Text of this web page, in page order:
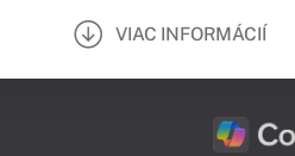
VIAC INFORMÁCIÍ